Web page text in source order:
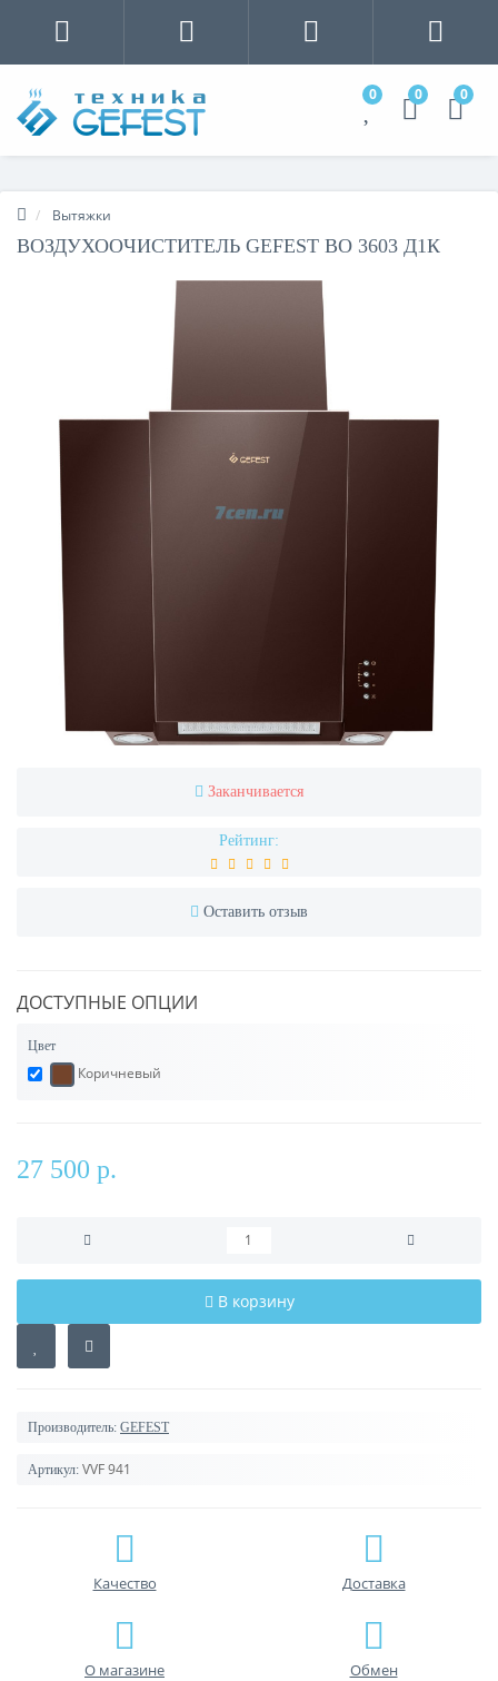
0 0 0
Вытяжки
ВОЗДУХООЧИСТИТЕЛЬ GEFEST ВО 3603 Д1К
Заканчивается
Рейтинг:
Оставить отзыв
ДОСТУПНЫЕ ОПЦИИ
Цвет
Коричневый
27 500 р.
В корзину
Производитель: GEFEST
Артикул: VVF 941
Качество Доставка
О магазине Обмен